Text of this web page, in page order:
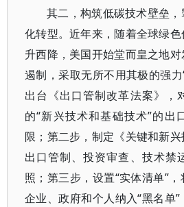
其二，构筑低碳技术壁垒
化转型。近年来，随着全球绿
升西降，美国开始堂而皇之地
遏制，采取无所不用其极的强力
出台《出口管制改革法案》，
的“新兴技术和基础技术”的出
限；第二步，制定《关键和新
出口管制、投资审查、技术禁
照；第三步，设置“实体清单”
企业、政府和个人纳入“黑名单